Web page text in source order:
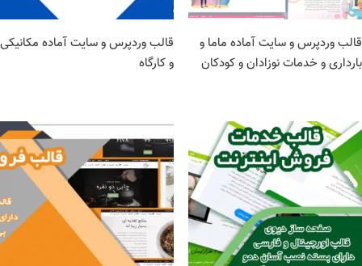
قالب وردپرس و سایت آماده ماما و
بارداری و خدمات نوزادان و کودکان
قالب وردپرس و سایت آماده مکانیکی
و کارگاه